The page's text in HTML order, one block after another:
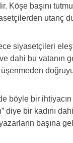
Köşe başını
utanç
siyasetçileri
dahi bu vatanın
böyle bir ihtiyacın
diye bir kadını
başına